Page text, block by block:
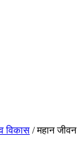
विकास /महान